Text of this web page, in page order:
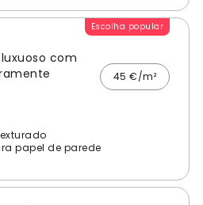
Escolha popular
com
45 €/m²
papel de parede